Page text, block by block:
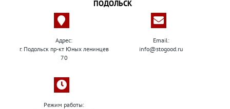
ПОДОЛЬСК
Адрес:
г. Подольск пр-кт Юных ленинцев
70
Email:
info@stogood.ru
Режим работы: